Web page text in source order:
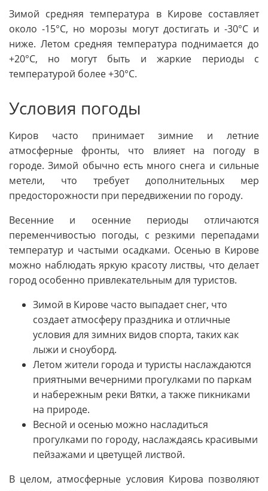
Зимой средняя температура в Кирове составляет
около -15°C, но морозы могут достигать и -30°C и
ниже. Летом средняя температура поднимается до
+20°C, но могут быть и жаркие периоды с
температурой более +30°C.
Условия погоды
Киров часто принимает зимние и летние
атмосферные фронты, что влияет на погоду в
городе. Зимой обычно есть много снега и сильные
метели, что требует дополнительных мер
предосторожности при передвижении по городу.
Весенние и осенние периоды отличаются
переменчивостью погоды, с резкими перепадами
температур и частыми осадками. Осенью в Кирове
можно наблюдать яркую красоту листвы, что делает
город особенно привлекательным для туристов.
Зимой в Кирове часто выпадает снег, что
создает атмосферу праздника и отличные
условия для зимних видов спорта, таких как
лыжи и сноуборд.
Летом жители города и туристы наслаждаются
приятными вечерними прогулками по паркам
и набережным реки Вятки, а также пикниками
на природе.
Весной и осенью можно насладиться
прогулками по городу, наслаждаясь красивыми
пейзажами и цветущей листвой.
В целом, атмосферные условия Кирова позволяют